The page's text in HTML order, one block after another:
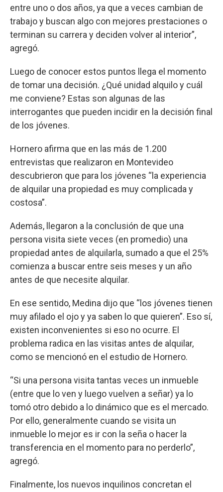
entre uno o dos años, ya que a veces cambian de
trabajo y buscan algo con mejores prestaciones o
terminan su carrera y deciden volver al interior”,
agregó.
Luego de conocer estos puntos llega el momento
de tomar una decisión. ¿Qué unidad alquilo y cuál
me conviene? Estas son algunas de las
interrogantes que pueden incidir en la decisión final
de los jóvenes.
Hornero afirma que en las más de 1.200
entrevistas que realizaron en Montevideo
descubrieron que para los jóvenes “la experiencia
de alquilar una propiedad es muy complicada y
costosa”.
Además, llegaron a la conclusión de que una
persona visita siete veces (en promedio) una
propiedad antes de alquilarla, sumado a que el 25%
comienza a buscar entre seis meses y un año
antes de que necesite alquilar.
En ese sentido, Medina dijo que “los jóvenes tienen
muy afilado el ojo y ya saben lo que quieren”. Eso sí,
existen inconvenientes si eso no ocurre. El
problema radica en las visitas antes de alquilar,
como se mencionó en el estudio de Hornero.
“Si una persona visita tantas veces un inmueble
(entre que lo ven y luego vuelven a señar) ya lo
tomó otro debido a lo dinámico que es el mercado.
Por ello, generalmente cuando se visita un
inmueble lo mejor es ir con la seña o hacer la
transferencia en el momento para no perderlo”,
agregó.
Finalmente, los nuevos inquilinos concretan el